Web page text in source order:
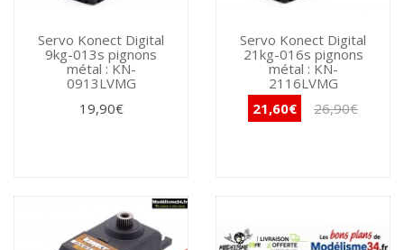
Servo Konect Digital
9kg-013s pignons
métal : KN-
0913LVMG
19,90€
Servo Konect Digital
21kg-016s pignons
métal : KN-
2116LVMG
21,60€
26,90€